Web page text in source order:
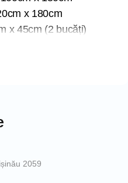
x 180cm
x 45cm (2 bucăți)
2059